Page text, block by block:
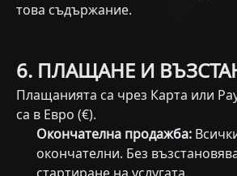
това съдържание.
6. ПЛАЩАНЕ И
Плащанията са чрез Карта или
са в Евро (€).
Окончателна продажба:
окончателни. Без